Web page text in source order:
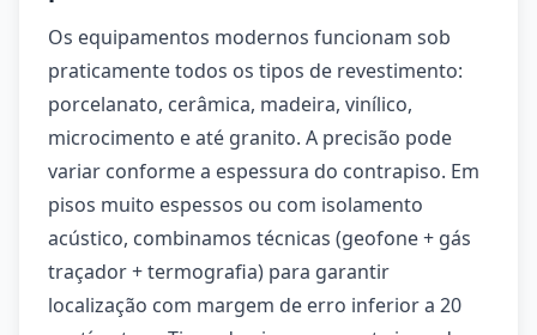
Os equipamentos modernos funcionam sob
praticamente todos os tipos de revestimento:
porcelanato, cerâmica, madeira, vinílico,
microcimento e até granito. A precisão pode
variar conforme a espessura do contrapiso. Em
pisos muito espessos ou com isolamento
acústico, combinamos técnicas (geofone + gás
traçador + termografia) para garantir
localização com margem de erro inferior a 20